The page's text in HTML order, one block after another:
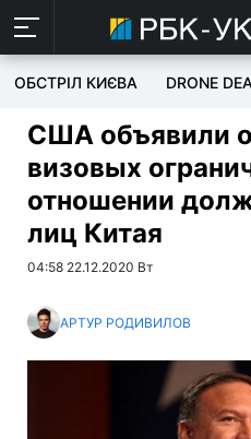
ОБСТРІЛ КИЄВА DRONE
США объявили
визовых
отношении
лиц Китая
04:58 22.12.2020 Вт
АРТУР РОДИВИЛОВ